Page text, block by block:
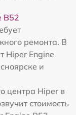
B52
ремонта. В
Hiper Engine
и
центра Hiper в
стоимость